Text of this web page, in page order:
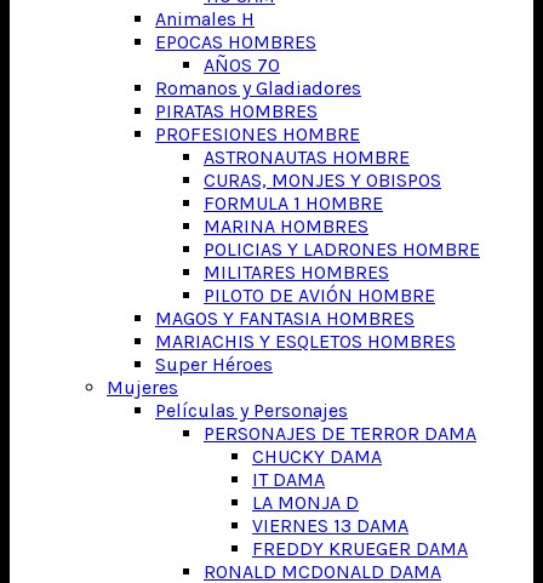
Animales H
EPOCAS HOMBRES
AÑOS 70
Romanos y Gladiadores
PIRATAS HOMBRES
PROFESIONES HOMBRE
ASTRONAUTAS HOMBRE
CURAS, MONJES Y OBISPOS
FORMULA 1 HOMBRE
MARINA HOMBRES
POLICIAS Y LADRONES HOMBRE
MILITARES HOMBRES
PILOTO DE AVIÓN HOMBRE
MAGOS Y FANTASIA HOMBRES
MARIACHIS Y ESQLETOS HOMBRES
Super Héroes
Mujeres
Películas y Personajes
PERSONAJES DE TERROR DAMA
CHUCKY DAMA
IT DAMA
LA MONJA D
VIERNES 13 DAMA
FREDDY KRUEGER DAMA
RONALD MCDONALD DAMA